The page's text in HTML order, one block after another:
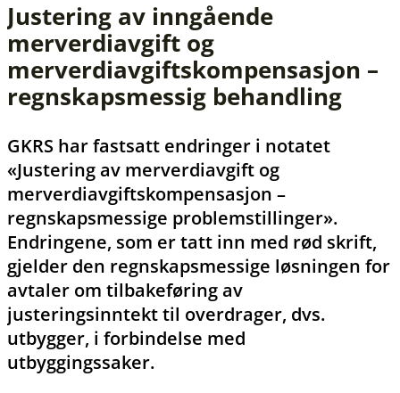
Justering av inngående
merverdiavgift og
merverdiavgiftskompensasjon –
regnskapsmessig behandling
GKRS har fastsatt endringer i notatet
«Justering av merverdiavgift og
merverdiavgiftskompensasjon –
regnskapsmessige problemstillinger».
Endringene, som er tatt inn med rød skrift,
gjelder den regnskapsmessige løsningen for
avtaler om tilbakeføring av
justeringsinntekt til overdrager, dvs.
utbygger, i forbindelse med
utbyggingssaker.